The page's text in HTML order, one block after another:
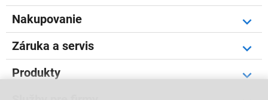
Nakupovanie
Záruka a servis
Produkty